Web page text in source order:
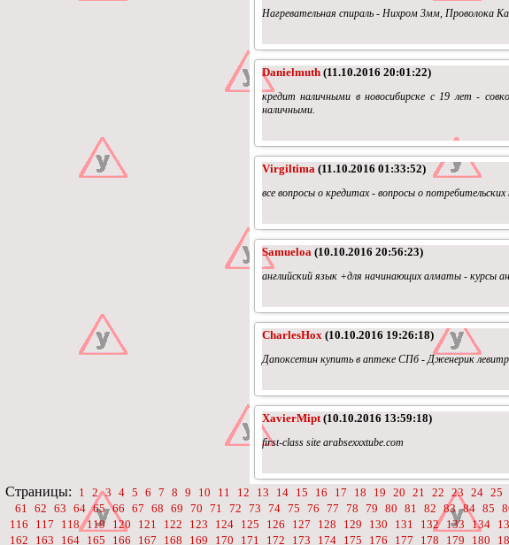
Нагревательная спираль - Нихром 3мм, Проволока
Danielmuth (11.10.2016 20:01:22)
кредит наличными в новосибирске с 19 лет -
наличными.
Virgiltima (11.10.2016 01:33:52)
все вопросы о кредитах - вопросы о
Samueloa (10.10.2016 20:56:23)
английский язык +для начинающих алматы - курсы
CharlesHox (10.10.2016 19:26:18)
Дапоксетин купить в аптеке СПб - Дженерик
XavierMipt(10.10.2016 13:59:18)
first-class site arabsexxxtube.com
Страницы: 1 2 3 4 5 6 7 8 9 10 11 12 13 14 15 16 17 18 19 20 21 22 23 24 25
61 62 63 64 65 66 67 68 69 70 71 72 73 74 75 76 77 78 79 80 81 82 83 84 85
116
117 118 119 120 121 122 123 124 125 126 127 128 129 130 131 132 133 134
162
163 164 165 166 167 168 169 170 171 172 173 174 175 176 177 178 179 180